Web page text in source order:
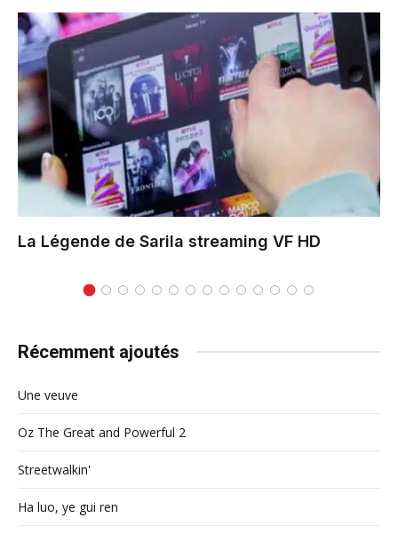
La Légende de Sarila streaming VF HD
Récemment ajoutés
Une veuve
Oz The Great and Powerful 2
Streetwalkin'
Ha luo, ye gui ren